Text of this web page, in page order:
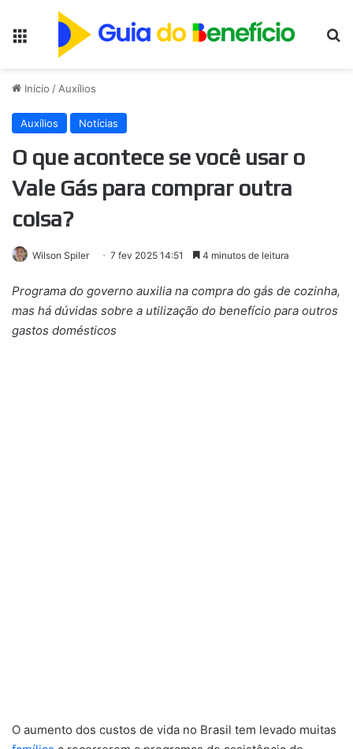
Início / Auxílios
Auxílios Notícias
O que acontece se você usar o
Vale Gás para comprar outra
coisa?
Wilson Spiler 7 fev 2025 14:51 4 minutos de leitura
Programa do governo auxilia na compra do gás de cozinha,
mas há dúvidas sobre a utilização do benefício para outros
gastos domésticos
O aumento dos custos de vida no Brasil tem levado muitas